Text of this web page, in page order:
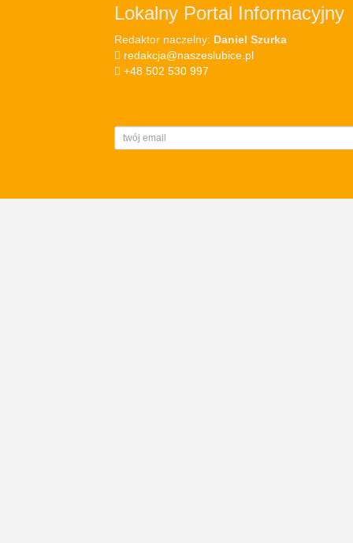
Lokalny Portal Informacyjny
Redaktor naczelny: Daniel Szurka
redakcja@naszeslubice.pl
+48 502 530 997